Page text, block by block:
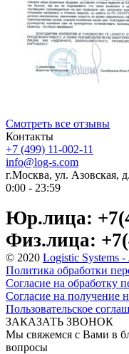
Смотреть все отзывы
Контакты
+7 (499) 11-002-11
info@log-s.com
г.Москва, ул. Азовская,
0:00 - 23:59
Юр.лица:
Физ.лица:
© 2020 Logistic Systems -
Политика обработки
Согласие на обработку
Согласие на получение
Пользовательское
ЗАКАЗАТЬ ЗВОНОК
Мы свяжемся с Вами в
вопросы